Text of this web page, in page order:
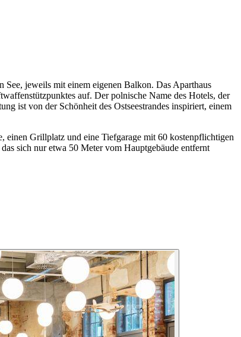
jeweils mit einem eigenen Balkon. Das Aparthaus
auf. Der polnische Name des Hotels, der
ist von der Schönheit des Ostseestrandes inspiriert, einem
einen Grillplatz und eine Tiefgarage mit 60 kostenpflichtigen
sich nur etwa 50 Meter vom Hauptgebäude entfernt